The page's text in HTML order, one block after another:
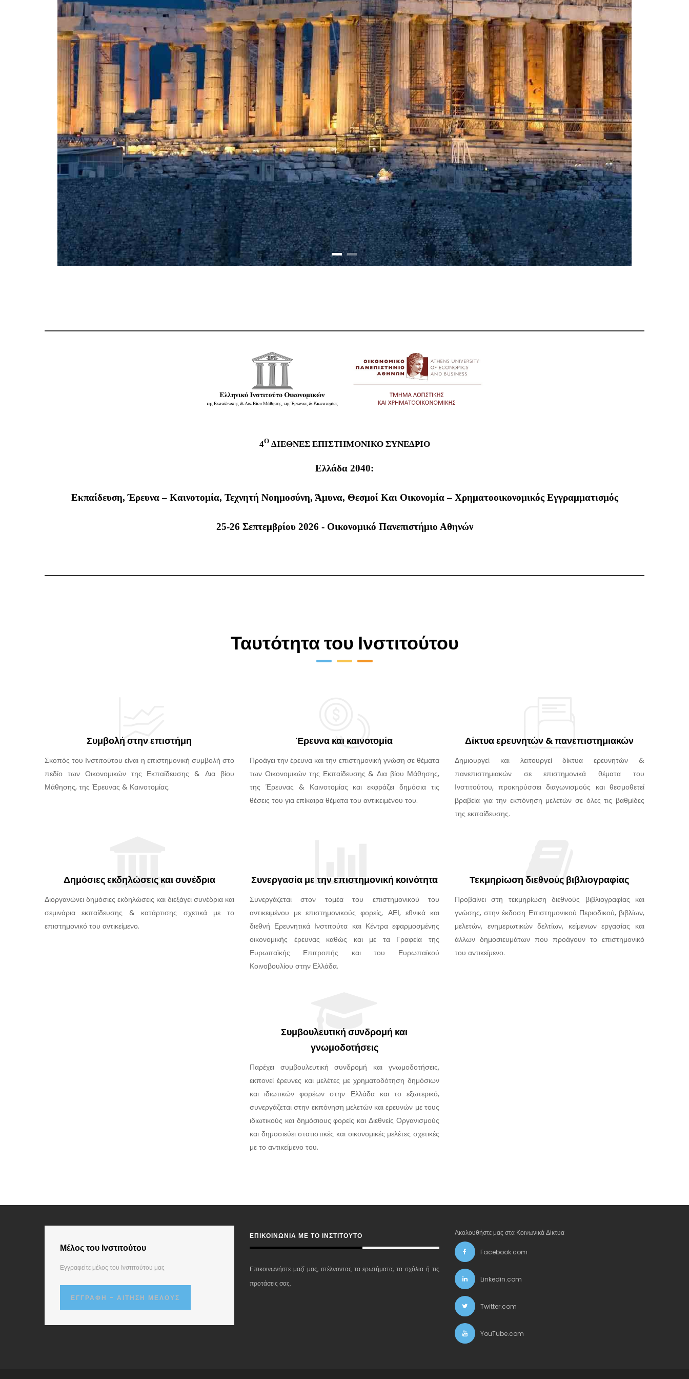
4OΔΙΕΘΝΕΣ ΕΠΙΣΤΗΜΟΝΙΚΟ ΣΥΝΈΔΡΙΟ
Ελλάδα 2040:
Εκπαίδευση, Έρευνα – Καινοτομία, Τεχνητή Νοημοσύνη, Άμυνα, Θεσμοί Και Οικονομία – Χρηματοοικονομικός Εγγραμματισμός
25-26 Σεπτεμβρίου 2026 - Οικονομικό Πανεπιστήμιο Αθηνών
Ταυτότητα του Ινστιτούτου
Συμβολή στην επιστήμη
Σκοπός του Ινστιτούτου είναι η επιστημονική συμβολή στο
πεδίο των Οικονομικών της Εκπαίδευσης & Δια βίου
Μάθησης, της Έρευνας & Καινοτομίας.
Έρευνα και καινοτομία
Προάγει την έρευνα και την επιστημονική γνώση σε θέματα
των Οικονομικών της Εκπαίδευσης & Δια βίου Μάθησης,
της Έρευνας & Καινοτομίας και εκφράζει δημόσια τις
θέσεις του για επίκαιρα θέματα του αντικειμένου του.
Δίκτυα ερευνητών & πανεπιστημιακών
Δημιουργεί και λειτουργεί δίκτυα ερευνητών &
πανεπιστημιακών σε επιστημονικά θέματα του
Ινστιτούτου, προκηρύσσει διαγωνισμούς και θεσμοθετεί
βραβεία για την εκπόνηση μελετών σε όλες τις βαθμίδες
της εκπαίδευσης.
Δημόσιες εκδηλώσεις και συνέδρια
Διοργανώνει δημόσιες εκδηλώσεις και διεξάγει συνέδρια και
σεμινάρια εκπαίδευσης & κατάρτισης σχετικά με το
επιστημονικό του αντικείμενο.
Συνεργασία με την επιστημονική κοινότητα
Συνεργάζεται στον τομέα του επιστημονικού του
αντικειμένου με επιστημονικούς φορείς, ΑΕΙ, εθνικά και
διεθνή Ερευνητικά Ινστιτούτα και Κέντρα εφαρμοσμένης
οικονομικής έρευνας καθώς και με τα Γραφεία της
Ευρωπαϊκής Επιτροπής και του Ευρωπαϊκού
Κοινοβουλίου στην Ελλάδα.
Τεκμηρίωση διεθνούς βιβλιογραφίας
Προβαίνει στη τεκμηρίωση διεθνούς βιβλιογραφίας και
γνώσης, στην έκδοση Επιστημονικού Περιοδικού, βιβλίων,
μελετών, ενημερωτικών δελτίων, κείμενων εργασίας και
άλλων δημοσιευμάτων που προάγουν το επιστημονικό
του αντικείμενο.
Συμβουλευτική συνδρομή και
γνωμοδοτήσεις
Παρέχει συμβουλευτική συνδρομή και γνωμοδοτήσεις,
εκπονεί έρευνες και μελέτες με χρηματοδότηση δημόσιων
και ιδιωτικών φορέων στην Ελλάδα και το εξωτερικό,
συνεργάζεται στην εκπόνηση μελετών και ερευνών με τους
ιδιωτικούς και δημόσιους φορείς και Διεθνείς Οργανισμούς
και δημοσιεύει στατιστικές και οικονομικές μελέτες σχετικές
με το αντικείμενο του.
Μέλος του Ινστιτούτου
Εγγραφείτε μέλος του Ινστιτούτου μας
ΕΓΓΡΑΦΉ - ΑΊΤΗΣΗ ΜΈΛΟΥΣ
ΕΠΙΚΟΙΝΩΝΊΑ ΜΕ ΤΟ ΙΝΣΤΙΤΟΎΤΟ
Επικοινωνήστε μαζί μας, στέλνοντας τα ερωτήματα, τα σχόλια ή τις
προτάσεις σας.
Ακολουθήστε μας στα Κοινωνικά Δίκτυα
Facebook.com
Linkedin.com
Twitter.com
YouTube.com